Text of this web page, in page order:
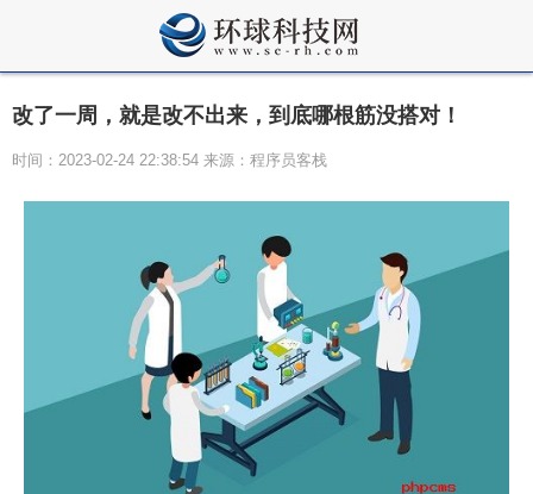
改了一周，就是改不出来，到底哪根筋没搭对！
时间：2023-02-24 22:38:54 来源：程序员客栈